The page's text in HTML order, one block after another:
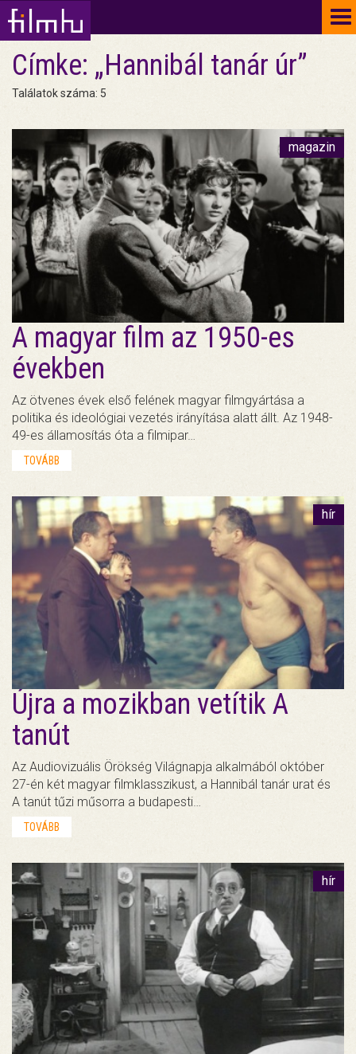
Címke: „Hannibál tanár úr”
Találatok száma: 5
magazin
A magyar film az 1950-es
években
Az ötvenes évek első felének magyar filmgyártása a
politika és ideológiai vezetés irányítása alatt állt. Az 1948-
49-es államosítás óta a filmipar…
TOVÁBB
hír
Újra a mozikban vetítik A
tanút
Az Audiovizuális Örökség Világnapja alkalmából október
27-én két magyar filmklasszikust, a Hannibál tanár urat és
A tanút tűzi műsorra a budapesti…
TOVÁBB
hír